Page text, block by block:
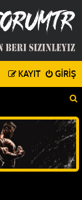
GIRIŞ
KAYIT